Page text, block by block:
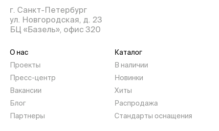
г. Санкт-Петербург
ул. Новгородская, д. 23
БЦ «Базель», офис 320
О нас
Проекты
Пресс-центр
Вакансии
Блог
Партнеры
Каталог
В наличии
Новинки
Хиты
Распродажа
Стандарты оснащения